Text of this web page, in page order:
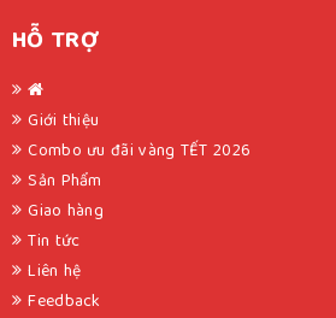
HỖ TRỢ
Giới thiệu
Combo ưu đãi vàng TẾT 2026
Sản Phẩm
Giao hàng
Tin tức
Liên hệ
Feedback